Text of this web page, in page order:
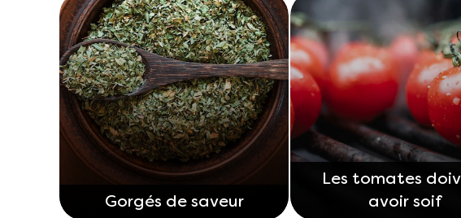
Gorgés de saveur
Les tomates
avoir soif